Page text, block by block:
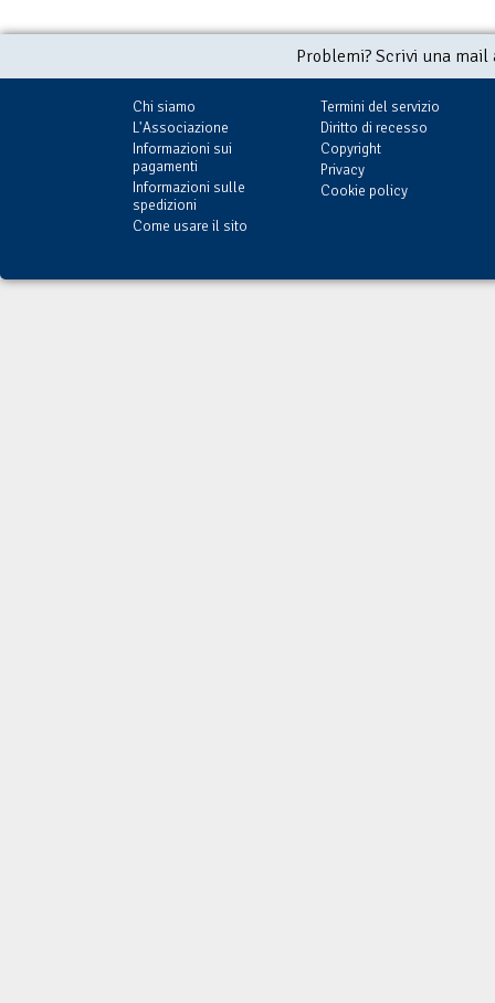
Problemi? Scrivi una
Chi siamo
L'Associazione
Informazioni sui
pagamenti
Informazioni sulle
spedizioni
Come usare il sito
Termini del servizio
Diritto di recesso
Copyright
Privacy
Cookie policy